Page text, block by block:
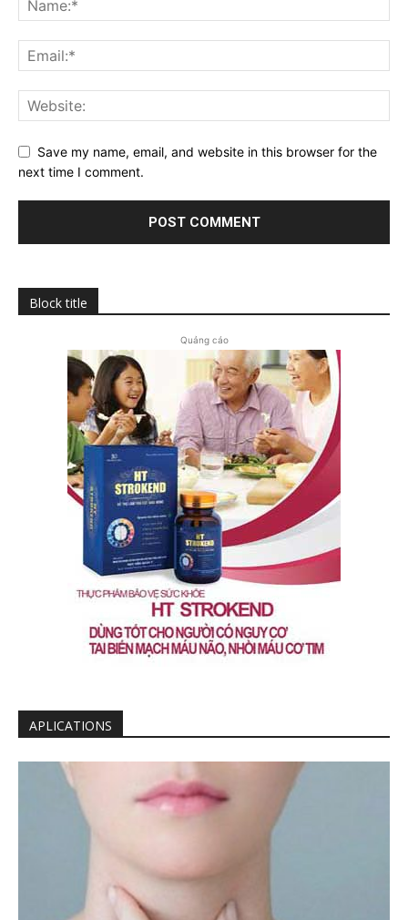
Save my name, email, and website in this browser for the
next time I comment.
Block title
Quảng cáo
APLICATIONS